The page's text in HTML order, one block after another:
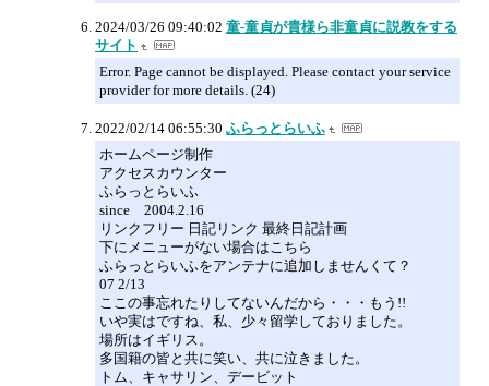
2024/03/26 09:40:02 童‐童貞が貴様ら非童貞に説教をする
サイト
Error. Page cannot be displayed. Please contact your service
provider for more details. (24)
2022/02/14 06:55:30 ふらっとらいふ
ホームページ制作
アクセスカウンター
ふらっとらいふ
since 2004.2.16
リンクフリー 日記リンク 最終日記計画
下にメニューがない場合はこちら
ふらっとらいふをアンテナに追加しませんくて？
07 2/13
ここの事忘れたりしてないんだから・・・もう!!
いや実はですね、私、少々留学しておりました。
場所はイギリス。
多国籍の皆と共に笑い、共に泣きました。
トム、キャサリン、デービット